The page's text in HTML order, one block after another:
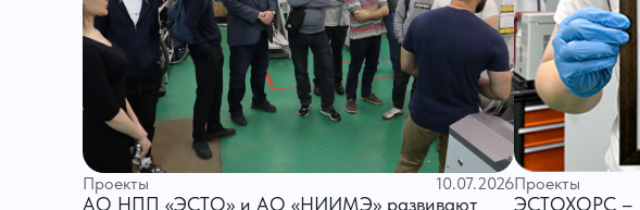
Проекты 10.07.2026
АО НПП «ЭСТО» и АО «НИИМЭ» развивают
Проекты
ЭСТОХОРС –